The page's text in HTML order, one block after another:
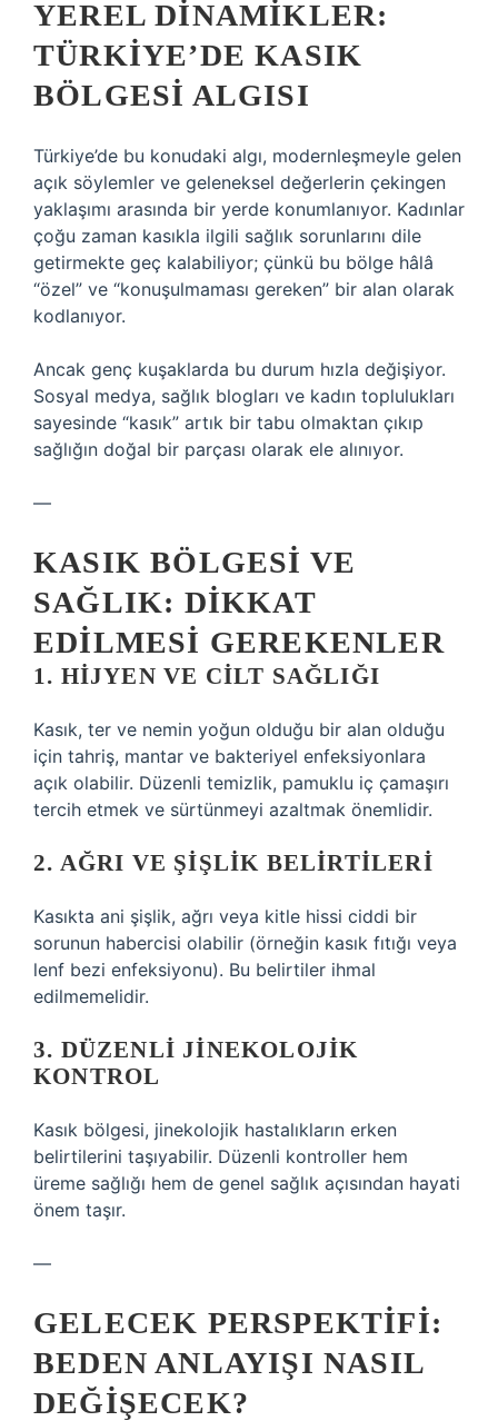
YEREL DINAMIKLER:
TÜRKIYE’DE KASIK
BÖLGESI ALGISI
Türkiye’de bu konudaki algı, modernleşmeyle gelen
açık söylemler ve geleneksel değerlerin çekingen
yaklaşımı arasında bir yerde konumlanıyor. Kadınlar
çoğu zaman kasıkla ilgili sağlık sorunlarını dile
getirmekte geç kalabiliyor; çünkü bu bölge hâlâ
“özel” ve “konuşulmaması gereken” bir alan olarak
kodlanıyor.
Ancak genç kuşaklarda bu durum hızla değişiyor.
Sosyal medya, sağlık blogları ve kadın toplulukları
sayesinde “kasık” artık bir tabu olmaktan çıkıp
sağlığın doğal bir parçası olarak ele alınıyor.
—
KASIK BÖLGESI VE
SAĞLIK: DIKKAT
EDILMESI GEREKENLER
1. HIJYEN VE CILT SAĞLIĞI
Kasık, ter ve nemin yoğun olduğu bir alan olduğu
için tahriş, mantar ve bakteriyel enfeksiyonlara
açık olabilir. Düzenli temizlik, pamuklu iç çamaşırı
tercih etmek ve sürtünmeyi azaltmak önemlidir.
2. AĞRI VE ŞIŞLIK BELIRTILERI
Kasıkta ani şişlik, ağrı veya kitle hissi ciddi bir
sorunun habercisi olabilir (örneğin kasık fıtığı veya
lenf bezi enfeksiyonu). Bu belirtiler ihmal
edilmemelidir.
3. DÜZENLI JINEKOLOJIK
KONTROL
Kasık bölgesi, jinekolojik hastalıkların erken
belirtilerini taşıyabilir. Düzenli kontroller hem
üreme sağlığı hem de genel sağlık açısından hayati
önem taşır.
—
GELECEK PERSPEKTIFI:
BEDEN ANLAYIŞI NASIL
DEĞIŞECEK?